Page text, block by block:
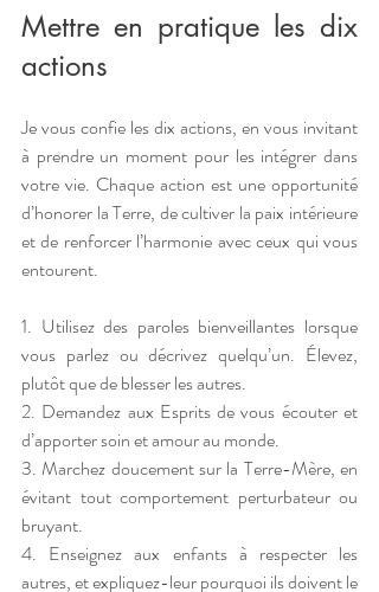
Mettre en pratique les dix
actions
Je vous confie les dix actions, en vous invitant
à prendre un moment pour les intégrer dans
votre vie. Chaque action est une opportunité
d’honorer la Terre, de cultiver la paix intérieure
et de renforcer l’harmonie avec ceux qui vous
entourent.
1. Utilisez des paroles bienveillantes lorsque
vous parlez ou décrivez quelqu’un. Élevez,
plutôt que de blesser les autres.
2. Demandez aux Esprits de vous écouter et
d’apporter soin et amour au monde.
3. Marchez doucement sur la Terre-Mère, en
évitant tout comportement perturbateur ou
bruyant.
4. Enseignez aux enfants à respecter les
autres, et expliquez-leur pourquoi ils doivent le